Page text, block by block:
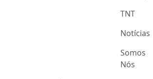
TNT
Notícias
Somos
Nós